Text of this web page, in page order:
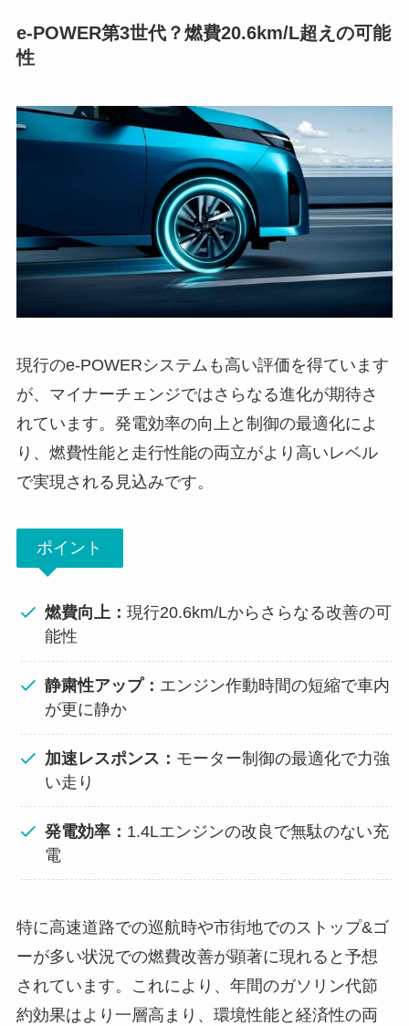
e-POWER第3世代？燃費20.6km/L超えの可能
性
現行のe-POWERシステムも高い評価を得ています
が、マイナーチェンジではさらなる進化が期待さ
れています。発電効率の向上と制御の最適化によ
り、燃費性能と走行性能の両立がより高いレベル
で実現される見込みです。
ポイント
燃費向上：現行20.6km/Lからさらなる改善の可
能性
静粛性アップ： エンジン作動時間の短縮で車内
が更に静か
加速レスポンス： モーター制御の最適化で力強
い走り
発電効率： 1.4Lエンジンの改良で無駄のない充
電
特に高速道路での巡航時や市街地でのストップ&ゴ
ーが多い状況での燃費改善が顕著に現れると予想
されています。これにより、年間のガソリン代節
約効果はより一層高まり、環境性能と経済性の両